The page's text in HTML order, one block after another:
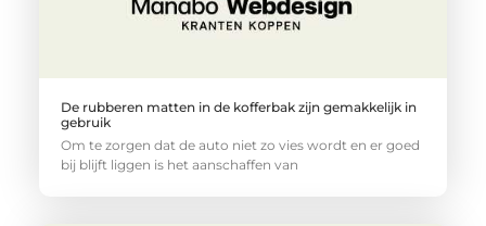
De rubberen matten in de kofferbak zijn gemakkelijk in
gebruik
Om te zorgen dat de auto niet zo vies wordt en er goed
bij blijft liggen is het aanschaffen van